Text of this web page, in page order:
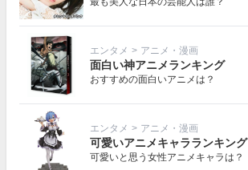
エンタメ > アニメ・漫画
面白い神アニメランキング
おすすめの面白いアニメは？
エンタメ > アニメ・漫画
可愛いアニメキャラランキング
可愛いと思う女性アニメキャラは？